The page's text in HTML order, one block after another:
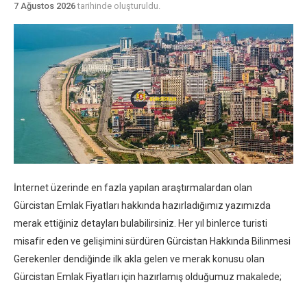
7 Ağustos 2026tarihinde oluşturuldu.
İnternet üzerinde en fazla yapılan araştırmalardan olan
Gürcistan Emlak Fiyatları hakkında hazırladığımız yazımızda
merak ettiğiniz detayları bulabilirsiniz. Her yıl binlerce turisti
misafir eden ve gelişimini sürdüren Gürcistan Hakkında Bilinmesi
Gerekenler dendiğinde ilk akla gelen ve merak konusu olan
Gürcistan Emlak Fiyatları için hazırlamış olduğumuz makalede;